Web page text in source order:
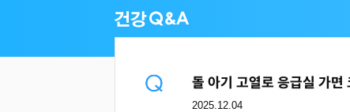
돌 아기 고열로 응급실 가면
2025.12.04